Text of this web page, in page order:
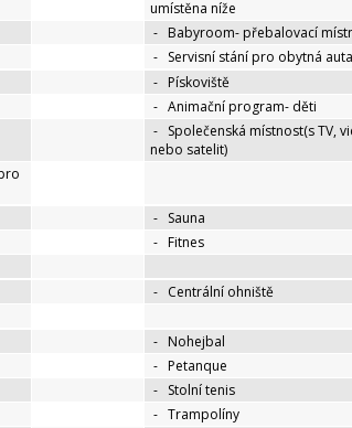
umístěna níže
- Babyroom- přebalovací
- Servisní stání pro obytná auta
- Pískoviště
- Animační program- děti
- Společenská místnost(s TV,
nebo satelit)
- Sauna
- Fitnes
- Centrální ohniště
- Nohejbal
- Petanque
- Stolní tenis
- Trampolíny